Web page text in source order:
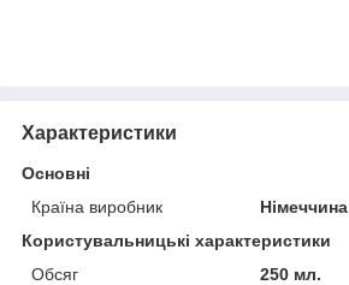
Характеристики
Основні
Країна виробник
Німеччина
Користувальницькі характеристики
Обсяг
250 мл.